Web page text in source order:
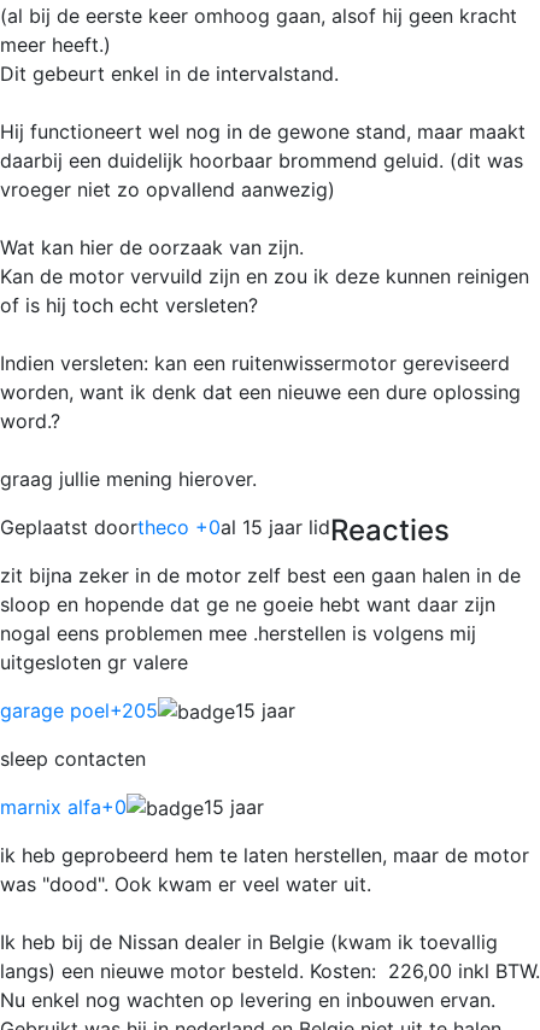
(al bij de eerste keer omhoog gaan, alsof hij geen kracht
meer heeft.)
Dit gebeurt enkel in de intervalstand.
Hij functioneert wel nog in de gewone stand, maar maakt
daarbij een duidelijk hoorbaar brommend geluid. (dit was
vroeger niet zo opvallend aanwezig)
Wat kan hier de oorzaak van zijn.
Kan de motor vervuild zijn en zou ik deze kunnen reinigen
of is hij toch echt versleten?
Indien versleten: kan een ruitenwissermotor gereviseerd
worden, want ik denk dat een nieuwe een dure oplossing
word.?
graag jullie mening hierover.
Geplaatst doortheco +0al 15 jaar lidReacties
zit bijna zeker in de motor zelf best een gaan halen in de
sloop en hopende dat ge ne goeie hebt want daar zijn
nogal eens problemen mee .herstellen is volgens mij
uitgesloten gr valere
garage poel+205
15 jaar
sleep contacten
marnix alfa+0
15 jaar
ik heb geprobeerd hem te laten herstellen, maar de motor
was "dood". Ook kwam er veel water uit.
Ik heb bij de Nissan dealer in Belgie (kwam ik toevallig
langs) een nieuwe motor besteld. Kosten:  226,00 inkl BTW.
Nu enkel nog wachten op levering en inbouwen ervan.